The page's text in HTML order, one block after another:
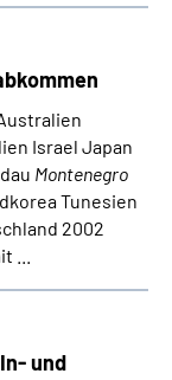
Israel Japan
Montenegro
Tunesien
2002
...
und